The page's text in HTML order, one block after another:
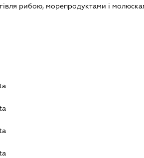
рибою, морепродуктами і